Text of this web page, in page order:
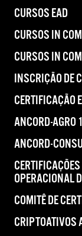
CURSOS EAD
CURSOS IN
CURSOS IN
INSCRIÇÃO DE
CERTIFICAÇÃO
ANCORD-AGRO
ANCORD-
OPERACIONAL
COMITÊ DE
CRIPTOATIVOS